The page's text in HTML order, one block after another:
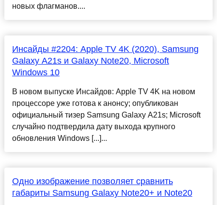
новых флагманов....
Инсайды #2204: Apple TV 4K (2020), Samsung
Galaxy A21s и Galaxy Note20, Microsoft
Windows 10
В новом выпуске Инсайдов: Apple TV 4K на новом
процессоре уже готова к анонсу; опубликован
официальный тизер Samsung Galaxy A21s; Microsoft
случайно подтвердила дату выхода крупного
обновления Windows [...]...
Одно изображение позволяет сравнить
габариты Samsung Galaxy Note20+ и Note20